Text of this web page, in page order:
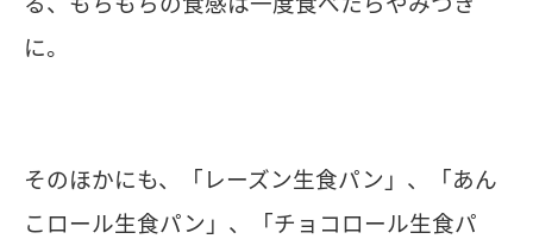
に。
そのほかにも、「レーズン生食パン」、「あん
こロール生食パン」、「チョコロール生食パ